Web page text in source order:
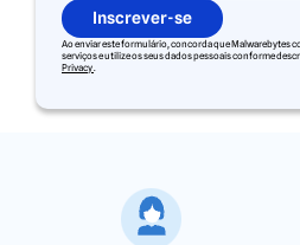
Inscrever-se
Ao enviar este formulário, concorda que Malwarebytes
serviços e utilize os seus dados pessoais conforme
Privacy.